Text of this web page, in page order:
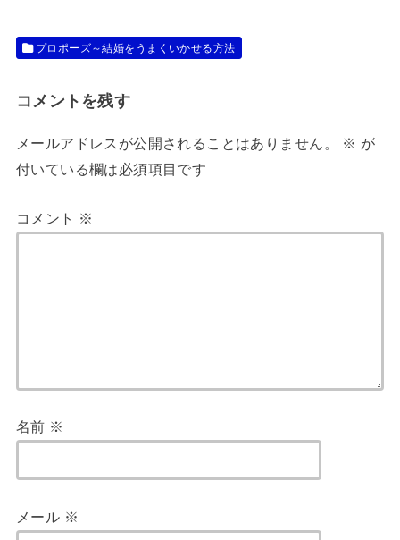
プロポーズ～結婚をうまくいかせる方法
コメントを残す
メールアドレスが公開されることはありません。 ※ が
付いている欄は必須項目です
コメント ※
名前 ※
メール ※